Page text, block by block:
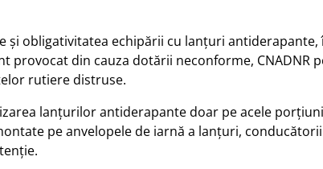
și obligativitatea echipării cu lanțuri
provocat din cauza dotării neconforme,
rutiere distruse.
lanțurilor antiderapante doar pe acele
pe anvelopele de iarnă a lanțuri,